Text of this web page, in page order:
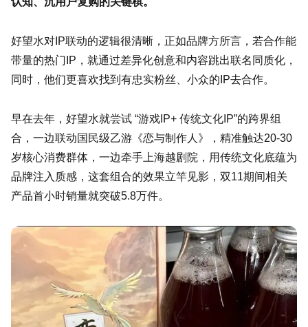
好望水对IP联动的逻辑很清晰，正如品牌方所言，若合作能
带量的热门IP，就通过差异化创意和内容跳出联名同质化，
同时，他们更喜欢找到有忠实粉丝、小众的IP去合作。
早在去年，好望水就尝试 “游戏IP+ 传统文化IP”的跨界组
合，一边联动国民级乙游《恋与制作人》，精准触达20-30
岁核心消费群体，一边牵手上海越剧院，用传统文化底蕴为
品牌注入质感，这套组合的效果立竿见影，双11期间相关
产品首小时销量就突破5.8万件。